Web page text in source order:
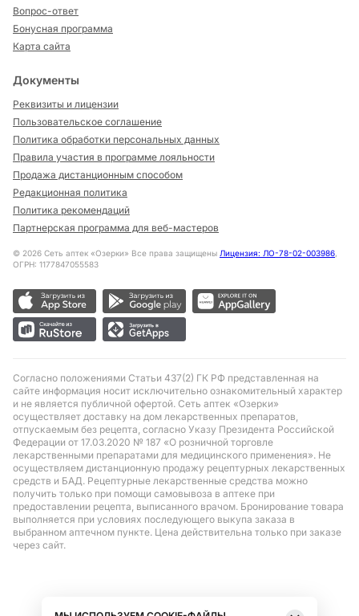
Вопрос-ответ
Бонусная программа
Карта сайта
Документы
Реквизиты и лицензии
Пользовательское соглашение
Политика обработки персональных данных
Правила участия в программе лояльности
Продажа дистанционным способом
Редакционная политика
Политика рекомендаций
Партнерская программа для веб-мастеров
© 2026 Сеть аптек «Озерки» Все права защищены Лицензия: ЛО-78-02-003986,
ОГРН: 1177847055583
Согласно положениями Статьи 437(2) ГК РФ представленная на
сайте информация носит исключительно ознакомительный характер
и не является публичной офертой. Сеть аптек «Озерки»
осуществляет доставку на дом лекарственных препаратов,
отпускаемым без рецепта, согласно Указу Президента Российской
Федерации от 17.03.2020 № 187 «О розничной торговле
лекарственными препаратами для медицинского применения». Не
осуществляем дистанционную продажу рецептурных лекарственных
средств и БАД. Рецептурные лекарственные средства можно
получить только при помощи самовывоза в аптеке при
предоставлении рецепта, выписанного врачом. Бронирование товара
выполняется при условиях последующего выкупа заказа в
выбранном аптечном пункте. Цена действительна только при заказе
через сайт.